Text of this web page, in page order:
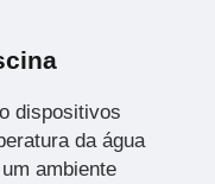
dispositivos
da água
ambiente